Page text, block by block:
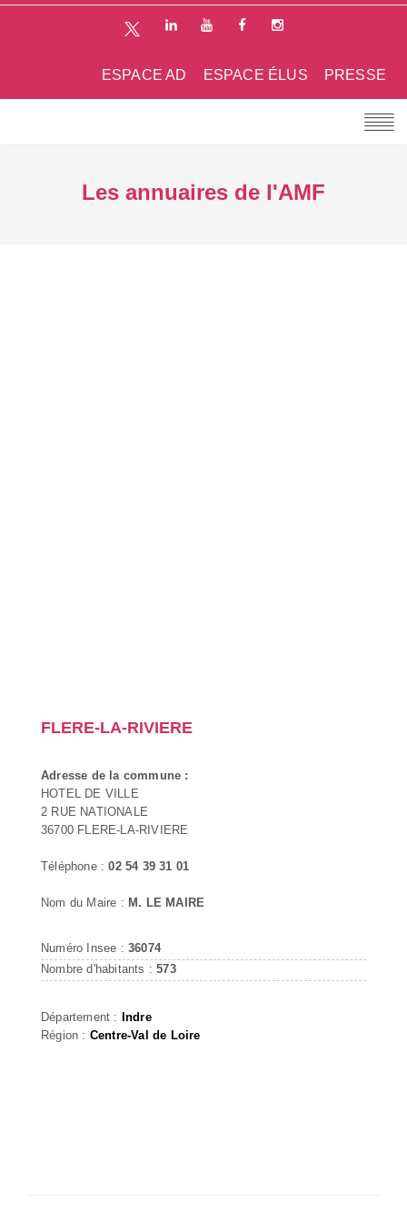
PRESSE
ESPACE ÉLUS
ESPACE AD
Les annuaires de l'AMF
FLERE-LA-RIVIERE
Adresse de la commune :
HOTEL DE VILLE
2 RUE NATIONALE
36700 FLERE-LA-RIVIERE
Téléphone :02 54 39 31 01
Nom du Maire : M. LE MAIRE
Numéro Insee : 36074
Nombre d'habitants :573
Département : Indre
Région : Centre-Val de Loire